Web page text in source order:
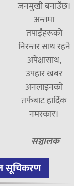
जनमुखी बनाउँछ।
अन्तमा
तपाईंहरूको
निरन्तर साथ रहने
अपेक्षासाथ,
उपहार खबर
अनलाइनको
तर्फबाट हार्दिक
नमस्कार।
सञ्चालक
सूचिकरण